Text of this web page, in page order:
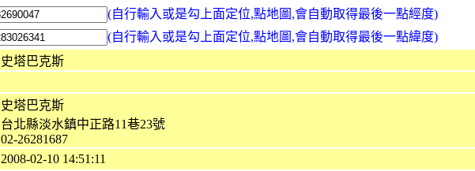
(自行輸入或是勾上面定位,點地圖,會自動取得最後一點經度)
(自行輸入或是勾上面定位,點地圖,會自動取得最後一點緯度)
史塔巴克斯
史塔巴克斯
台北縣淡水鎮中正路11巷23號
02-26281687
2008-02-10 14:51:11